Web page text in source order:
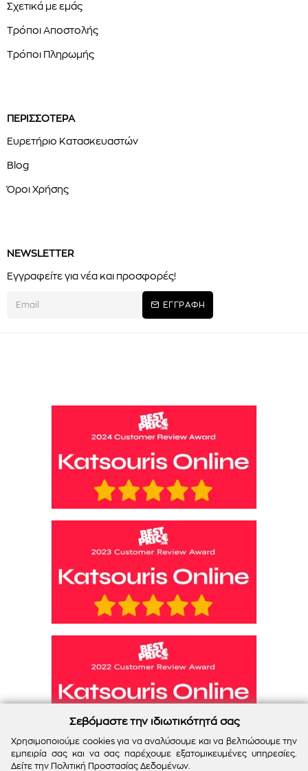
Σχετικά με εμάς
Τρόποι Αποστολής
Τρόποι Πληρωμής
ΠΕΡΙΣΣΟΤΕΡΑ
Ευρετήριο Κατασκευαστών
Blog
Όροι Χρήσης
NEWSLETTER
Εγγραφείτε για νέα και προσφορές!
ΕΓΓΡΑΦΗ
Σεβόμαστε την ιδιωτικότητά σας
Χρησιμοποιούμε cookies για να αναλύσουμε και να βελτιώσουμε την
εμπειρία σας και να σας παρέχουμε εξατομικευμένες υπηρεσίες.
Δείτε την Πολιτική Προστασίας Δεδομένων